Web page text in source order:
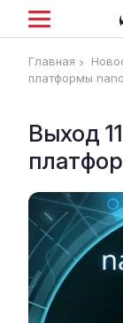
Главная
платформы
Выход